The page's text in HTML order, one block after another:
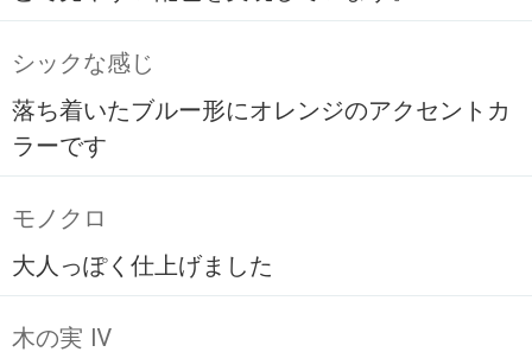
シックな感じ
落ち着いたブルー形にオレンジのアクセントカ
ラーです
モノクロ
大人っぽく仕上げました
木の実 Ⅳ